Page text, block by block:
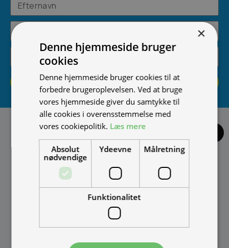
Tilmeld
IMPORTØR
Alle mærker og modeller på tromox.dk importeres i Danmark af:
Thomas Møller Pedersen Aps.
info@tmp.dk
×
Denne hjemmeside bruger
cookies
Denne hjemmeside bruger cookies til at
forbedre brugeroplevelsen. Ved at bruge
vores hjemmeside giver du samtykke til
alle cookies i overensstemmelse med
vores cookiepolitik. Læs mere
Absolut
nødvendige
Ydeevne Målretning
Funktionalitet